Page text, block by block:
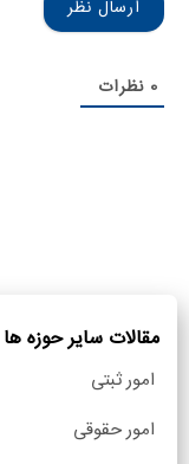
0 نظرات
مقالات سایر حوزه ها
امور ثبتی
امور حقوقی